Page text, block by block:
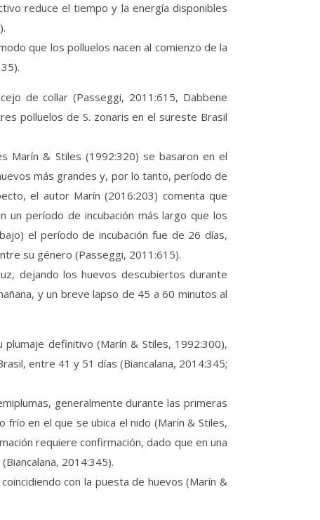
reduce el tiempo y la energía disponibles
que los polluelos nacen al comienzo de la
de collar (Passeggi, 2011:615, Dabbene
polluelos de S. zonaris en el sureste Brasil
Marín & Stiles (1992:320) se basaron en el
más grandes y, por lo tanto, período de
el autor Marín (2016:203) comenta que
un período de incubación más largo que los
el período de incubación fue de 26 días,
su género (Passeggi, 2011:615).
dejando los huevos descubiertos durante
y un breve lapso de 45 a 60 minutos al
definitivo (Marín & Stiles, 1992:300),
entre 41 y 51 días (Biancalana, 2014:345;
generalmente durante las primeras
en el que se ubica el nido (Marín & Stiles,
requiere confirmación, dado que en una
2014:345).
con la puesta de huevos (Marín &